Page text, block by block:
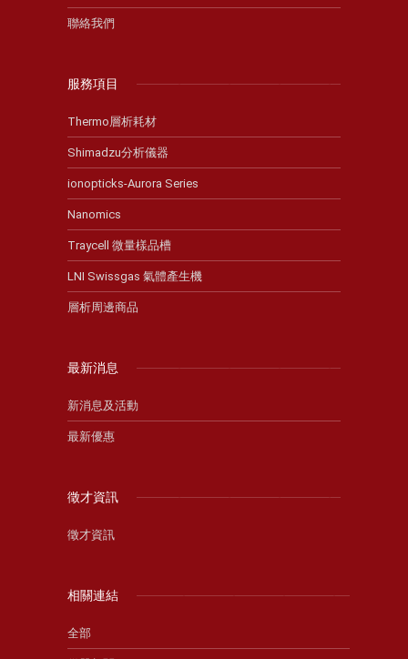
聯絡我們
服務項目
Thermo層析耗材
Shimadzu分析儀器
ionopticks-Aurora Series
Nanomics
Traycell 微量樣品槽
LNI Swissgas 氣體產生機
層析周邊商品
最新消息
新消息及活動
最新優惠
徵才資訊
徵才資訊
相關連結
全部